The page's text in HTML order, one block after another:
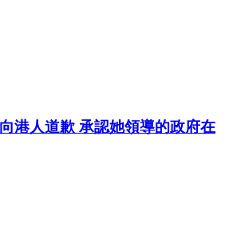
港人道歉 承認她領導的政府在